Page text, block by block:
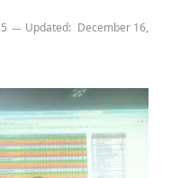
Updated: December 16,